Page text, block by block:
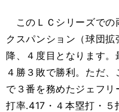
このＬＣシリーズでの
クスパンション（球団
降、４度目となります
４勝３敗で勝利。ただ
で３番を務めたジェフ
打率.417・４本塁打・